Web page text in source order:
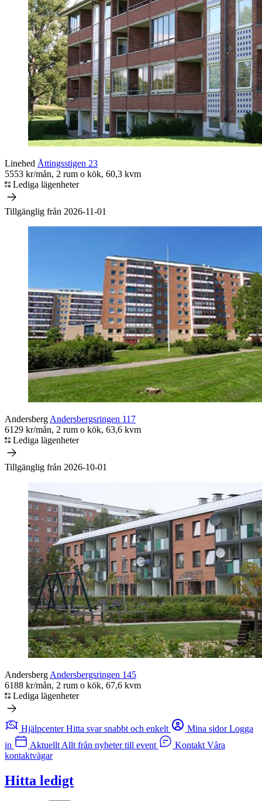
Linehed Åttingsstigen 23
5553 kr/mån, 2 rum o kök, 60,3 kvm
Lediga lägenheter
Tillgänglig från 2026-11-01
Andersberg Andersbergsringen 117
6129 kr/mån, 2 rum o kök, 63,6 kvm
Lediga lägenheter
Tillgänglig från 2026-10-01
Andersberg Andersbergsringen 145
6188 kr/mån, 2 rum o kök, 67,6 kvm
Lediga lägenheter
Hjälpcenter Hitta svar snabbt och enkelt Mina sidor Logga
in
Aktuellt Allt från nyheter till event Kontakt Våra
kontaktvägar
Hitta ledigt